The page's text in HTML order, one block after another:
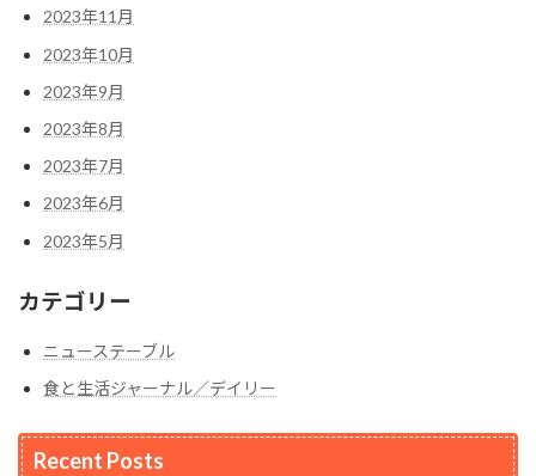
2023年11月
2023年10月
2023年9月
2023年8月
2023年7月
2023年6月
2023年5月
カテゴリー
ニューステーブル
食と生活ジャーナル／デイリー
Recent Posts